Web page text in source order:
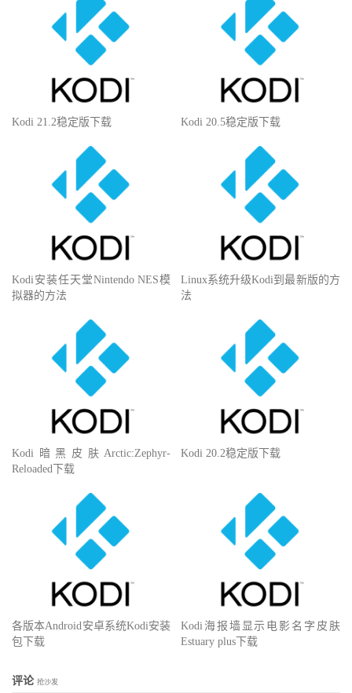
Kodi 21.2稳定版下载 Kodi 20.5稳定版下载
Kodi安装任天堂Nintendo NES模
拟器的方法
Linux系统升级Kodi到最新版的方
法
Kodi暗黑皮肤Arctic:Zephyr-
Reloaded下载
Kodi 20.2稳定版下载
各版本Android安卓系统Kodi安装
包下载
Kodi海报墙显示电影名字皮肤
Estuary plus下载
评论 抢沙发